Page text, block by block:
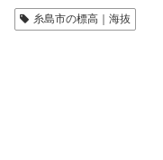
糸島市の標高｜海抜